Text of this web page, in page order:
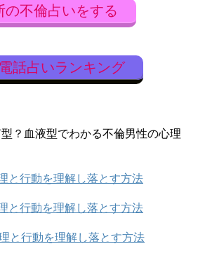
の不倫占いをする
話占いランキング
？血液型でわかる不倫男性の心理
と行動を理解し落とす方法
と行動を理解し落とす方法
と行動を理解し落とす方法